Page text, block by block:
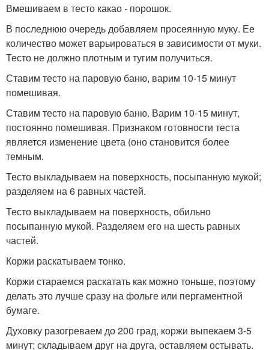
Вмешиваем в тесто какао - порошок.
В последнюю очередь добавляем просеянную муку. Ее
количество может варьироваться в зависимости от муки.
Тесто не должно плотным и тугим получиться.
Ставим тесто на паровую баню, варим 10-15 минут
помешивая.
Ставим тесто на паровую баню. Варим 10-15 минут,
постоянно помешивая. Признаком готовности теста
является изменение цвета (оно становится более
темным.
Тесто выкладываем на поверхность, посыпанную мукой;
разделяем на 6 равных частей.
Тесто выкладываем на поверхность, обильно
посыпанную мукой. Разделяем его на шесть равных
частей.
Коржи раскатываем тонко.
Коржи стараемся раскатать как можно тоньше, поэтому
делать это лучше сразу на фольге или пергаментной
бумаге.
Духовку разогреваем до 200 град, коржи выпекаем 3-5
минут; складываем друг на друга, оставляем остывать.